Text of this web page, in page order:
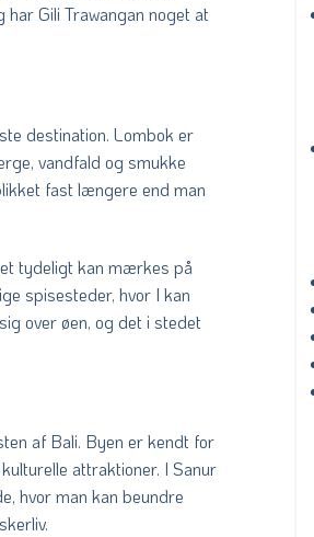
Gili Trawangan noget at
destination. Lombok er
vandfald og smukke
fast længere end man
tydeligt kan mærkes på
spisesteder, hvor I kan
over øen, og det i stedet
af Bali. Byen er kendt for
attraktioner. I Sanur
hvor man kan beundre